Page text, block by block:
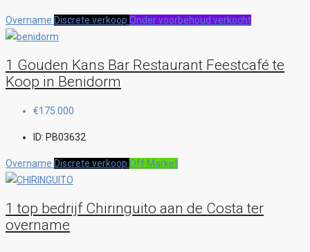
Overname Discrete verkoop Onder voorbehoud verkocht
1 Gouden Kans Bar Restaurant Feestcafé te
Koop in Benidorm
€175.000
ID: PB03632
Overname Discrete verkoop Off Market
1 top bedrijf Chiringuito aan de Costa ter
overname